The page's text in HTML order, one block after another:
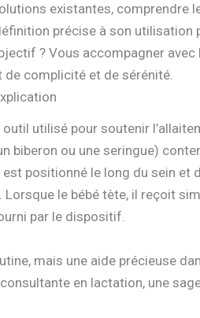
existantes, comprendre
précise à son utilisation
? Vous accompagner avec
de complicité et de sérénité.
utilisé pour soutenir
biberon ou une seringue)
positionné le long du sein et
le bébé tète, il reçoit
par le dispositif.
mais une aide précieuse
en lactation, une